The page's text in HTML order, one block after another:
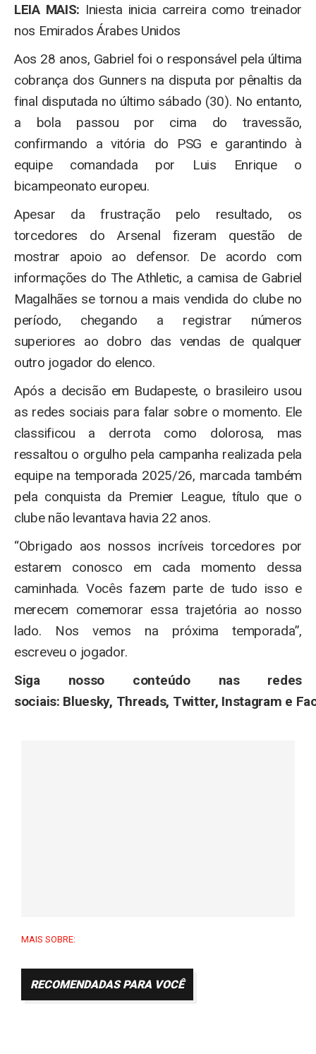
LEIA MAIS: Iniesta inicia carreira como treinador
nos Emirados Árabes Unidos
Aos 28 anos, Gabriel foi o responsável pela última
cobrança dos Gunners na disputa por pênaltis da
final disputada no último sábado (30). No entanto,
a bola passou por cima do travessão,
confirmando a vitória do PSG e garantindo à
equipe comandada por Luis Enrique o
bicampeonato europeu.
Apesar da frustração pelo resultado, os
torcedores do Arsenal fizeram questão de
mostrar apoio ao defensor. De acordo com
informações do The Athletic, a camisa de Gabriel
Magalhães se tornou a mais vendida do clube no
período, chegando a registrar números
superiores ao dobro das vendas de qualquer
outro jogador do elenco.
Após a decisão em Budapeste, o brasileiro usou
as redes sociais para falar sobre o momento. Ele
classificou a derrota como dolorosa, mas
ressaltou o orgulho pela campanha realizada pela
equipe na temporada 2025/26, marcada também
pela conquista da Premier League, título que o
clube não levantava havia 22 anos.
“Obrigado aos nossos incríveis torcedores por
estarem conosco em cada momento dessa
caminhada. Vocês fazem parte de tudo isso e
merecem comemorar essa trajetória ao nosso
lado. Nos vemos na próxima temporada”,
escreveu o jogador.
Siga nosso conteúdo nas redes
sociais: Bluesky, Threads, Twitter, Instagram e
MAIS SOBRE:
RECOMENDADAS PARA VOCÊ